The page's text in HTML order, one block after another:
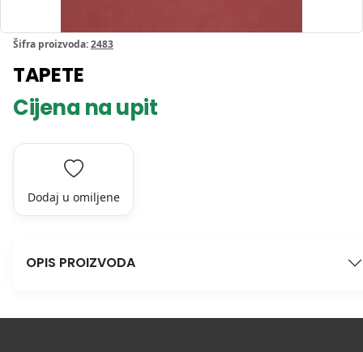
Šifra proizvoda:2483
TAPETE
Cijena na upit
Dodaj u omiljene
OPIS PROIZVODA